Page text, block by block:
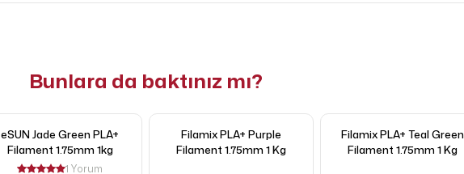
Bunlara da baktınız mı?
eSUN Jade Green PLA+
Filament 1.75mm 1kg
1 Yorum
Filamix PLA+ Purple
Filament 1.75mm 1 Kg
Filamix PLA+ Teal Green
Filament 1.75mm 1 Kg